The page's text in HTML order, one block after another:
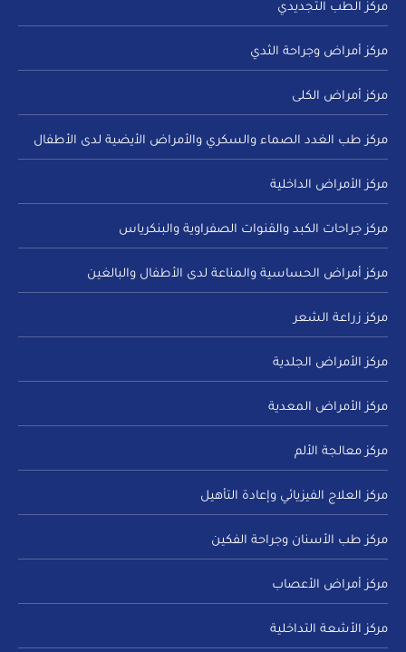
مركز الطب التجديدي
مركز أمراض وجراحة الثدي
مركز أمراض الكلى
مركز طب الغدد الصماء والسكري والأمراض الأيضية لدى الأطفال
مركز الأمراض الداخلية
مركز جراحات الكبد والقنوات الصفراوية والبنكرياس
مركز أمراض الحساسية والمناعة لدى الأطفال والبالغين
مركز زراعة الشعر
مركز الأمراض الجلدية
مركز الأمراض المعدية
مركز معالجة الألم
مركز العلاج الفيزيائي وإعادة التأهيل
مركز طب الأسنان وجراحة الفكين
مركز أمراض الأعصاب
مركز الأشعة التداخلية